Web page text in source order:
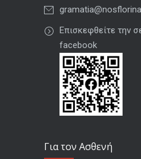
Επισκεφθείτε την
facebook
Για τον Ασθενή